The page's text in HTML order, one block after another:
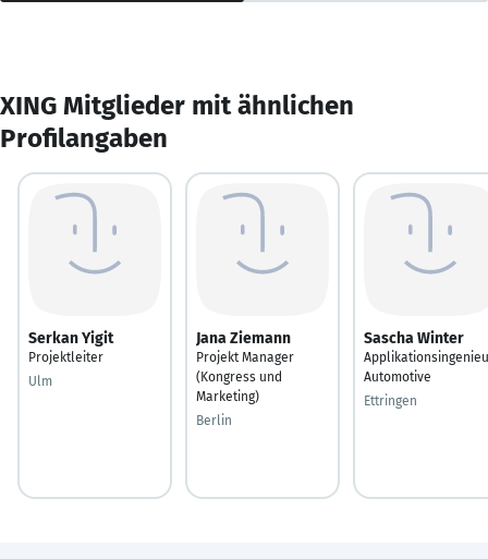
XING Mitglieder mit ähnlichen
Profilangaben
Serkan Yigit
Projektleiter
Ulm
Jana Ziemann
Projekt Manager
(Kongress und
Marketing)
Berlin
Sascha Winter
Automotive
Ettringen